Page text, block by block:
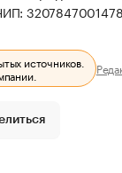
источников.